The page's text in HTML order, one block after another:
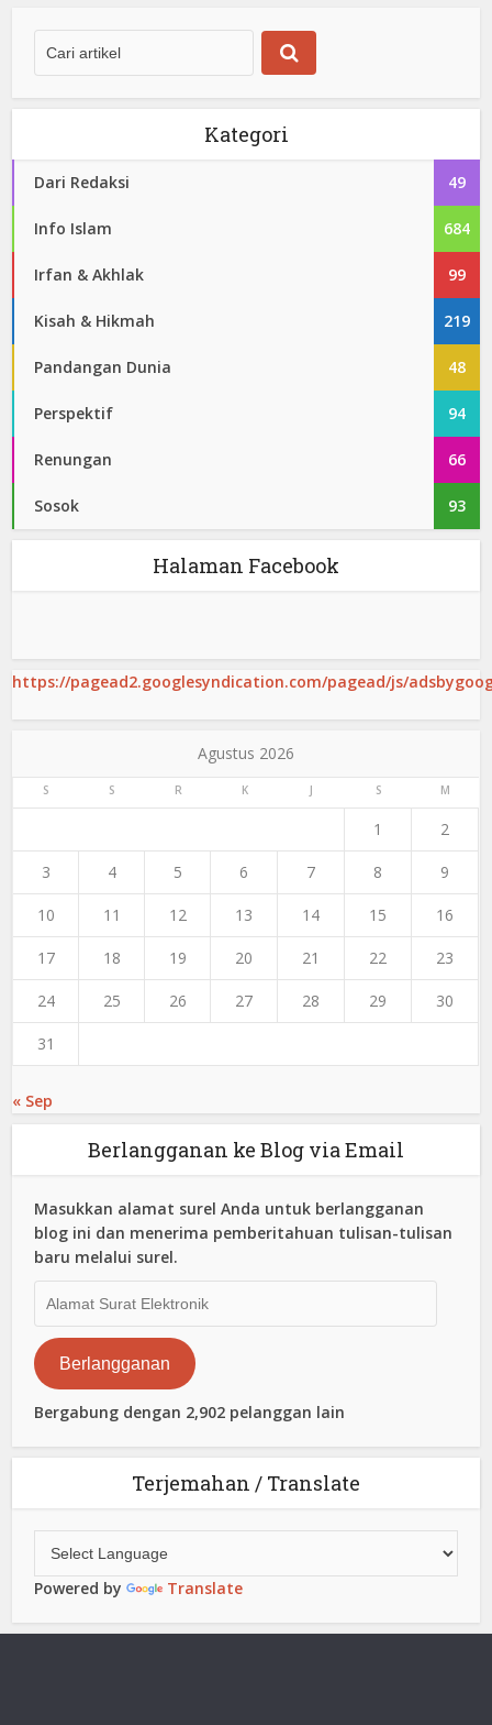
Kategori
Dari Redaksi 49
Info Islam 684
Irfan & Akhlak 99
Kisah & Hikmah 219
Pandangan Dunia 48
Perspektif 94
Renungan 66
Sosok 93
Halaman Facebook
https://pagead2.googlesyndication.com/pagead/js/
Agustus 2026
S S R K J S M
1 2
3 4 5 6 7 8 9
10 11 12 13 14 15 16
17 18 19 20 21 22 23
24 25 26 27 28 29 30
31
« Sep
Berlangganan ke Blog via Email
Masukkan alamat surel Anda untuk berlangganan
blog ini dan menerima pemberitahuan tulisan-tulisan
baru melalui surel.
Surat
Elektronik
Berlangganan
Bergabung dengan 2,902 pelanggan lain
Terjemahan / Translate
Powered by Translate